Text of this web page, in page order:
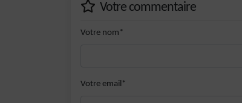
Votre commentaire
Votre nom*
Votre email*